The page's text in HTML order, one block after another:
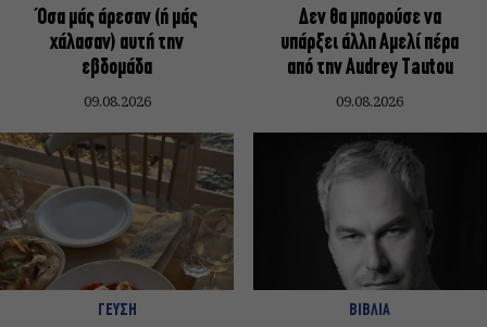
Όσα μάς άρεσαν (ή μάς
χάλασαν) αυτή την
εβδομάδα
09.08.2026
Δεν θα μπορούσε να
υπάρξει άλλη Αμελί πέρα
από την Audrey Tautou
09.08.2026
ΓΕΥΣΗ ΒΙΒΛΙΑ